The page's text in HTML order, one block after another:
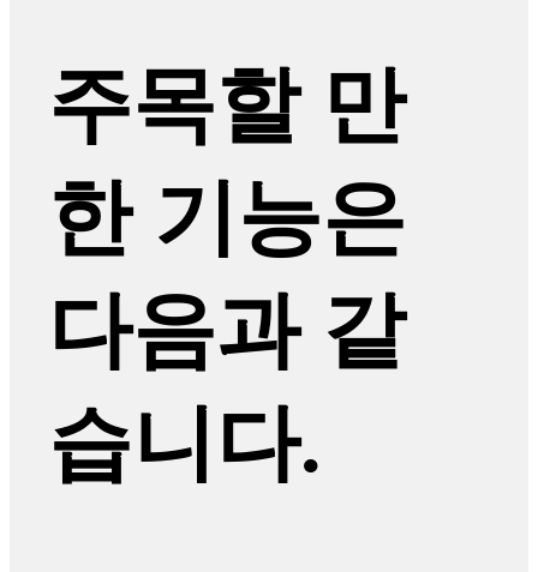
주목할 만
한 기능은
다음과 같
습니다.